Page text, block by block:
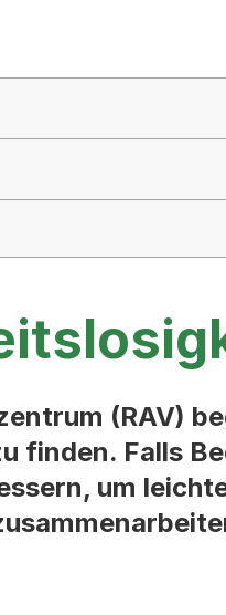
(RAV)
finden. Falls
um